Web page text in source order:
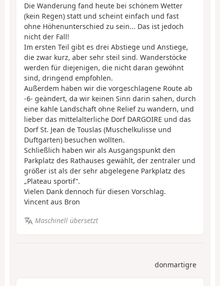
Die Wanderung fand heute bei schönem Wetter
(kein Regen) statt und scheint einfach und fast
ohne Höhenunterschied zu sein... Das ist jedoch
nicht der Fall!
Im ersten Teil gibt es drei Abstiege und Anstiege,
die zwar kurz, aber sehr steil sind. Wanderstöcke
werden für diejenigen, die nicht daran gewöhnt
sind, dringend empfohlen.
Außerdem haben wir die vorgeschlagene Route ab
-6- geändert, da wir keinen Sinn darin sahen, durch
eine kahle Landschaft ohne Relief zu wandern, und
lieber das mittelalterliche Dorf DARGOIRE und das
Dorf St. Jean de Touslas (Muschelkulisse und
Duftgarten) besuchen wollten.
Schließlich haben wir als Ausgangspunkt den
Parkplatz des Rathauses gewählt, der zentraler und
größer ist als der sehr abgelegene Parkplatz des
„Plateau sportif”.
Vielen Dank dennoch für diesen Vorschlag.
Vincent aus Bron
Maschinell übersetzt
donmartigre